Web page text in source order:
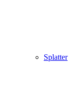
Splatter